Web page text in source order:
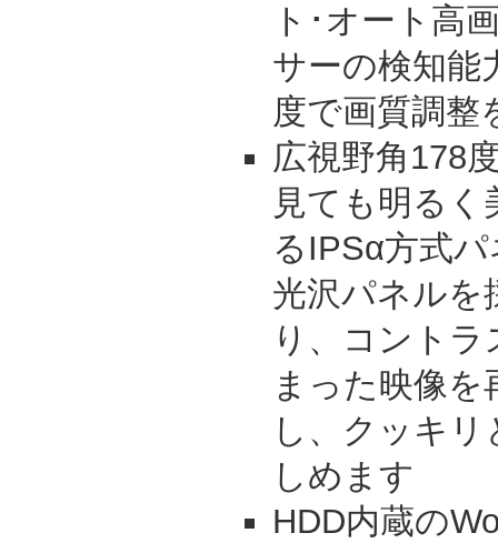
ト･オート高
サーの検知能
度で画質調整
広視野角178
見ても明る
るIPSα方式
光沢パネルを
り、コント
まった映像
し、クッキ
しめます
HDD内蔵の